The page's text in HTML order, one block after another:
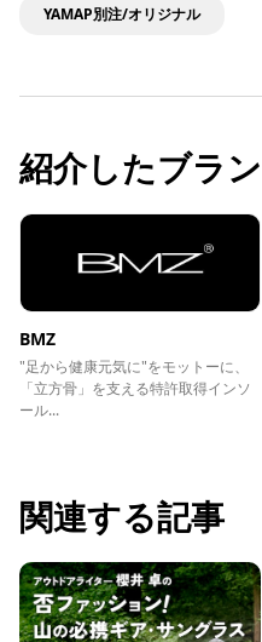
YAMAP別注/オリジナル
紹介したブラ
BMZ
"足から健康元気に"をモットーに、
「立方骨」を支える特許取得インソ
ール...
関連する記事